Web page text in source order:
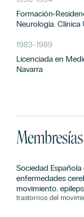
Formación-
Neurología. Clínica
1983-1989
Licenciada en
Navarra
Membresías
Sociedad
enfermedades
movimiento.
trastornos del